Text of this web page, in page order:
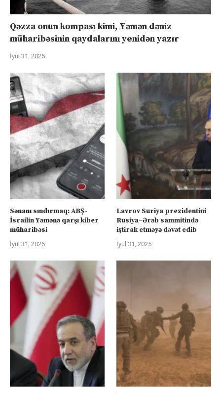
Qəzza onun kompası kimi, Yəmən dəniz
müharibəsinin qaydalarını yenidən yazır
İyul 31, 2025
Sənanı sındırmaq: ABŞ-
İsrailin Yəmənə qarşı kiber
müharibəsi
İyul 31, 2025
Lavrov Suriya prezidentini
Rusiya–Ərəb sammitində
iştirak etməyə dəvət edib
İyul 31, 2025